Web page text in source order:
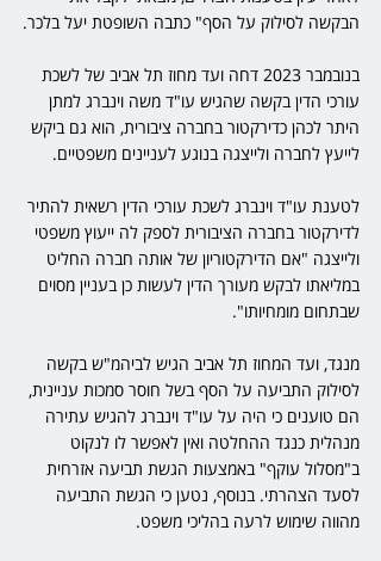
הבקשה לסילוק על הסף" כתבה השופטת יעל בלכר.
בנובמבר 2023 דחה ועד מחוז תל אביב של לשכת
עורכי הדין בקשה שהגיש עו"ד משה וינברג למתן
היתר לכהן כדירקטור בחברה ציבורית, הוא גם ביקש
לייעץ לחברה ולייצגה בנוגע לעניינים משפטיים.
לטענת עו"ד וינברג לשכת עורכי הדין רשאית להתיר
לדירקטור בחברה הציבורית לספק לה ייעוץ משפטי
ולייצגה "אם הדירקטוריון של אותה חברה החליט
במליאתו לבקש מעורך הדין לעשות כן בעניין מסוים
שבתחום מומחיותו".
מנגד, ועד המחוז תל אביב הגיש לביהמ"ש בקשה
לסילוק התביעה על הסף בשל חוסר סמכות עניינית,
הם טוענים כי היה על עו"ד וינברג להגיש עתירה
מנהלית כנגד ההחלטה ואין לאפשר לו לנקוט
ב"מסלול עוקף" באמצעות הגשת תביעה אזרחית
לסעד הצהרתי. בנוסף, נטען כי הגשת התביעה
מהווה שימוש לרעה בהליכי משפט.